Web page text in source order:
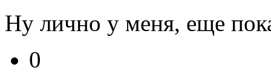
Ну лично у меня, еще
0